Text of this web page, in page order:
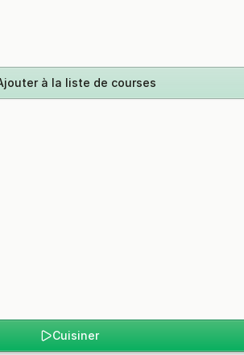
à la liste de courses
Cuisiner